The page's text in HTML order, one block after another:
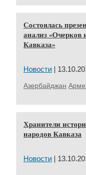
Состоялась
анализ
Кавказа»
Новости |
Азербайджан
Хранители
народов Кавказа
Новости |